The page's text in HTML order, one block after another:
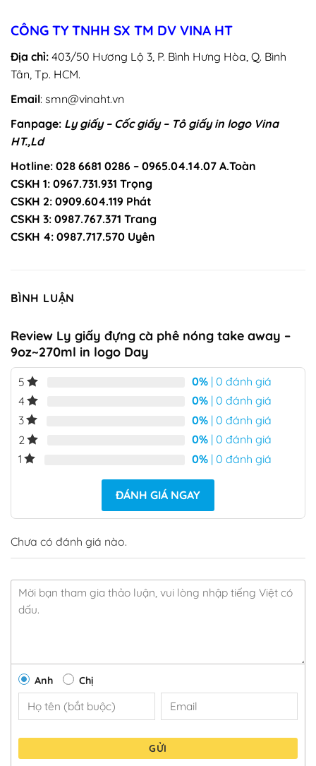
CÔNG TY TNHH SX TM DV VINA HT
Địa chỉ: 403/50 Hương Lộ 3, P. Bình Hưng Hòa, Q. Bình
Tân, Tp. HCM.
Email: smn@vinaht.vn
Fanpage: Ly giấy – Cốc giấy – Tô giấy in logo Vina
HT.,Ld
Hotline: 028 6681 0286 – 0965.04.14.07 A.Toàn
CSKH 1: 0967.731.931 Trọng
CSKH 2: 0909.604.119 Phát
CSKH 3: 0987.767.371 Trang
CSKH 4: 0987.717.570 Uyên
BÌNH LUẬN
Review Ly giấy đựng cà phê nóng take away –
9oz~270ml in logo Day
5 0% | 0 đánh giá
4
0% | 0 đánh giá
3
0% | 0 đánh giá
2
0% | 0 đánh giá
1
0% | 0 đánh giá
ĐÁNH GIÁ NGAY
Chưa có đánh giá nào.
Anh Chị
GỬI